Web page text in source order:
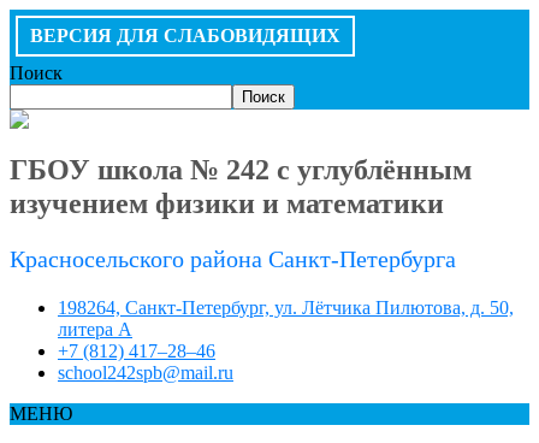
ВЕРСИЯ ДЛЯ СЛАБОВИДЯЩИХ
Поиск
Поиск
ГБОУ школа № 242 с углублённым
изучением физики и математики
Красносельского района Санкт-Петербурга
198264, Санкт-Петербург, ул. Лётчика Пилютова, д. 50,
литера А
+7 (812) 417–28–46
school242spb@mail.ru
МЕНЮ